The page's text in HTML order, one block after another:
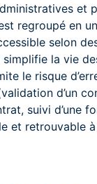
et
regroupé en
selon
la vie
le risque
d’un
suivi d’une
et retrouvable